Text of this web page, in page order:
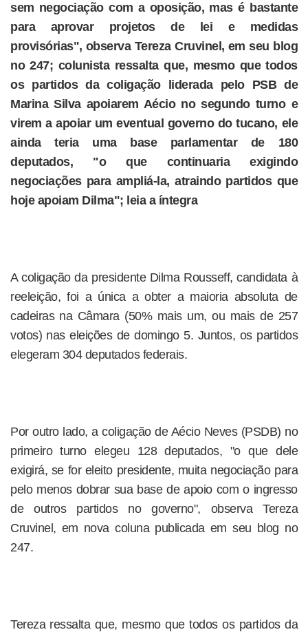
sem negociação com a oposição, mas é bastante
para aprovar projetos de lei e medidas
provisórias", observa Tereza Cruvinel, em seu blog
no 247; colunista ressalta que, mesmo que todos
os partidos da coligação liderada pelo PSB de
Marina Silva apoiarem Aécio no segundo turno e
virem a apoiar um eventual governo do tucano, ele
ainda teria uma base parlamentar de 180
deputados, "o que continuaria exigindo
negociações para ampliá-la, atraindo partidos que
hoje apoiam Dilma"; leia a íntegra
A coligação da presidente Dilma Rousseff, candidata à
reeleição, foi a única a obter a maioria absoluta de
cadeiras na Câmara (50% mais um, ou mais de 257
votos) nas eleições de domingo 5. Juntos, os partidos
elegeram 304 deputados federais.
Por outro lado, a coligação de Aécio Neves (PSDB) no
primeiro turno elegeu 128 deputados, "o que dele
exigirá, se for eleito presidente, muita negociação para
pelo menos dobrar sua base de apoio com o ingresso
de outros partidos no governo", observa Tereza
Cruvinel, em nova coluna publicada em seu blog no
247.
Tereza ressalta que, mesmo que todos os partidos da